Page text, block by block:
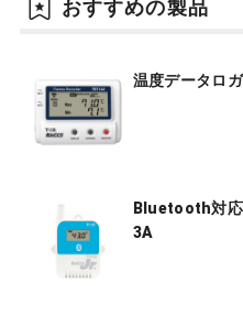
おすすめの製品
温度データロ
Bluetooth対応
3A